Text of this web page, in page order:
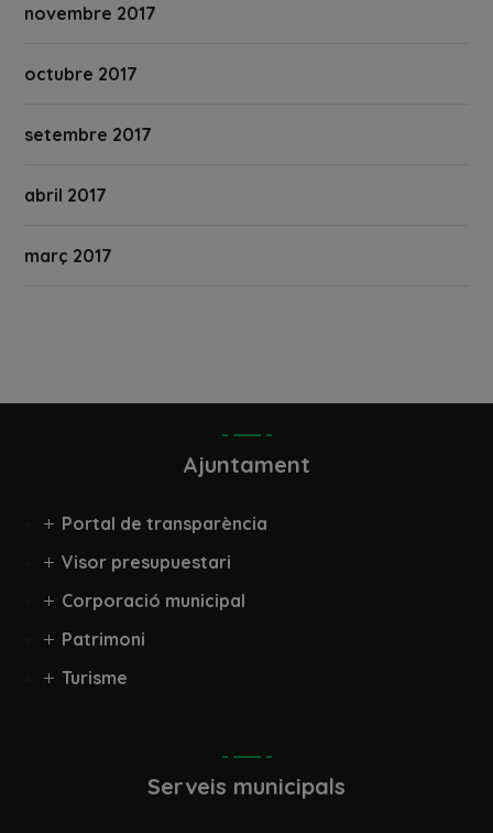
novembre 2017
octubre 2017
setembre 2017
abril 2017
març 2017
Ajuntament
Portal de transparència
Visor presupuestari
Corporació municipal
Patrimoni
Turisme
Serveis municipals